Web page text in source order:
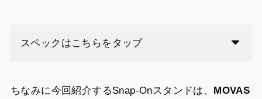
スペックはこちらをタップ
ちなみに今回紹介するSnap-Onスタンドは、 MOVAS